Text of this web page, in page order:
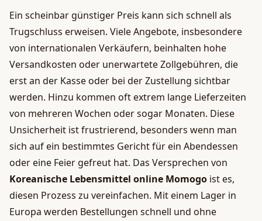
Ein scheinbar günstiger Preis kann sich schnell als
Trugschluss erweisen. Viele Angebote, insbesondere
von internationalen Verkäufern, beinhalten hohe
Versandkosten oder unerwartete Zollgebühren, die
erst an der Kasse oder bei der Zustellung sichtbar
werden. Hinzu kommen oft extrem lange Lieferzeiten
von mehreren Wochen oder sogar Monaten. Diese
Unsicherheit ist frustrierend, besonders wenn man
sich auf ein bestimmtes Gericht für ein Abendessen
oder eine Feier gefreut hat. Das Versprechen von
Koreanische Lebensmittel online Momogo ist es,
diesen Prozess zu vereinfachen. Mit einem Lager in
Europa werden Bestellungen schnell und ohne